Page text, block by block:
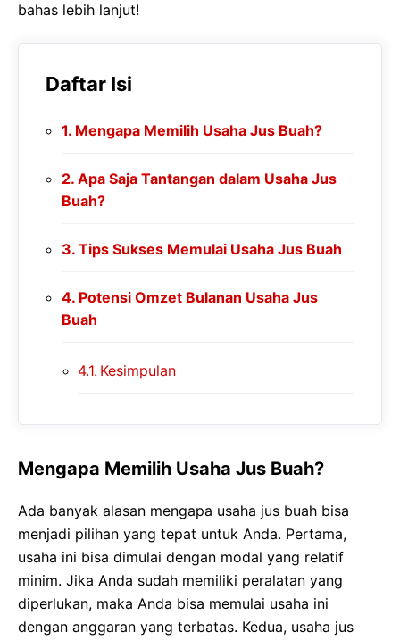
bahas lebih lanjut!
Daftar Isi
Mengapa Memilih Usaha Jus Buah?
Apa Saja Tantangan dalam Usaha Jus
Buah?
Tips Sukses Memulai Usaha Jus Buah
Potensi Omzet Bulanan Usaha Jus
Buah
Kesimpulan
Mengapa Memilih Usaha Jus Buah?
Ada banyak alasan mengapa usaha jus buah bisa
menjadi pilihan yang tepat untuk Anda. Pertama,
usaha ini bisa dimulai dengan modal yang relatif
minim. Jika Anda sudah memiliki peralatan yang
diperlukan, maka Anda bisa memulai usaha ini
dengan anggaran yang terbatas. Kedua, usaha jus